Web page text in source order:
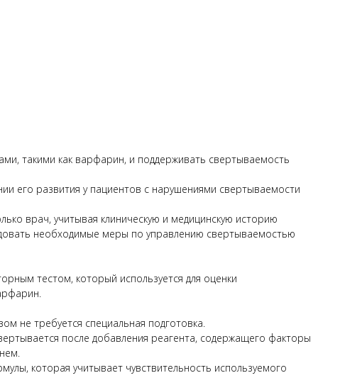
такими как варфарин, и поддерживать свертываемость
развития у пациентов с нарушениями свертываемости
врач, учитывая клиническую и медицинскую историю
необходимые меры по управлению свертываемостью
тестом, который используется для оценки
не требуется специальная подготовка.
после добавления реагента, содержащего факторы
которая учитывает чувствительность используемого